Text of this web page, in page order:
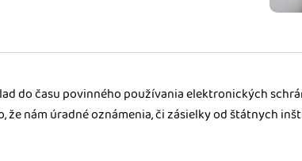
do času povinného používania elektronických
že nám úradné oznámenia, či zásielky od štátnych